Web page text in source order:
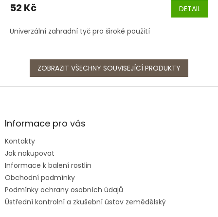
52 Kč DETAIL
Univerzální zahradní tyč pro široké použití
ZOBRAZIT VŠECHNY SOUVISEJÍCÍ PRODUKTY
Z
aInformace pro vás
Kontakty
Jak nakupovat
Informace k balení rostlin
Obchodní podmínky
Podmínky ochrany osobních údajů
Ústřední kontrolní a zkušební ústav zemědělský